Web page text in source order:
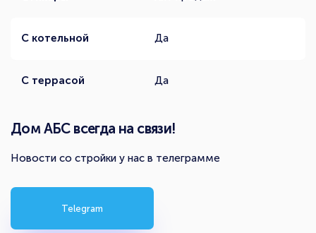
С котельной Да
С террасой Да
Дом АБС всегда на связи!
Новости со стройки у нас в телеграмме
Telegram